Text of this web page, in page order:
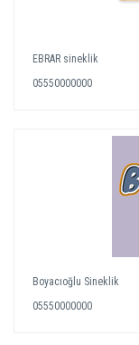
EBRAR sineklik
05550000000
Boyacıoğlu Sineklik
05550000000